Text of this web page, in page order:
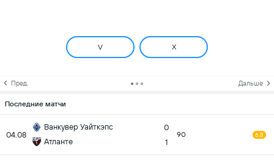
V X
Пред. Дальше
Последние матчи
04.08
Ванкувер Уайткэпс
Атланте
0
1
90 6.8